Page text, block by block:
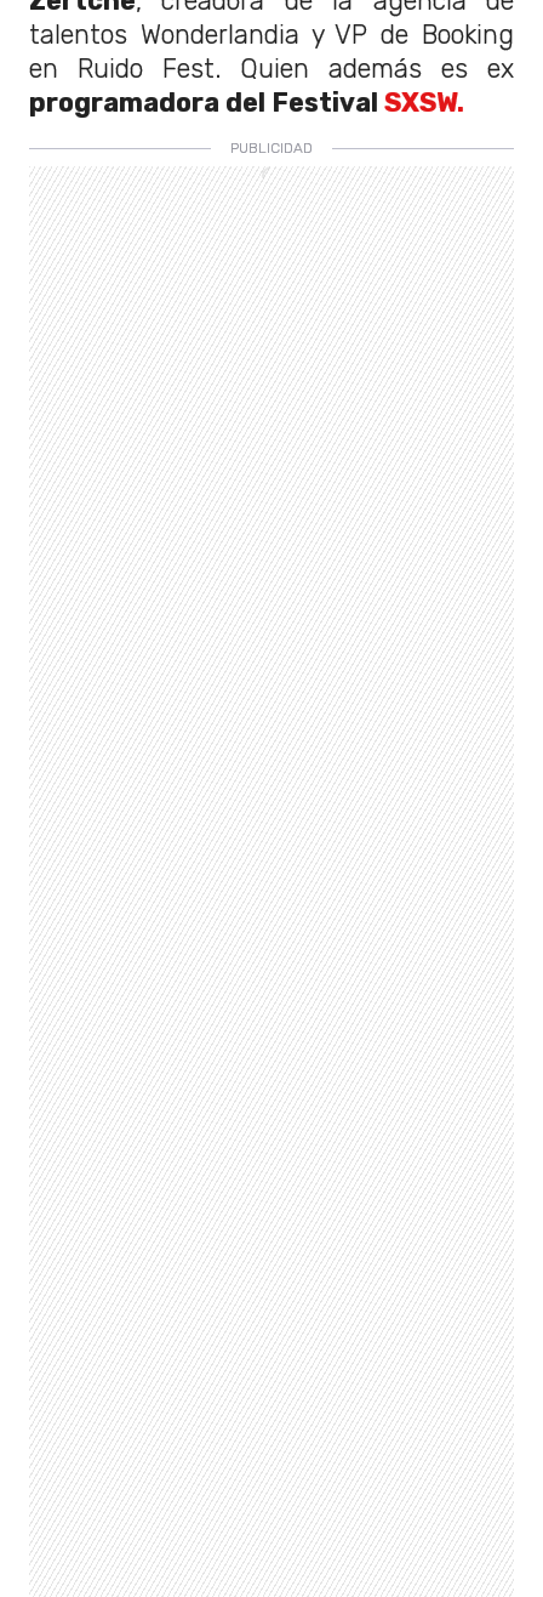
talentos Wonderlandia y VP de Booking
en Ruido Fest. Quien además es ex
programadora del Festival SXSW.